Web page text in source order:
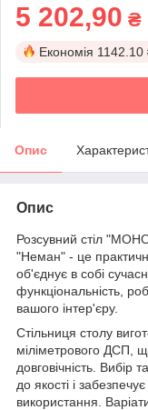
5 202,90 ₴
Економія 1142.10
Опис
Опис
Розсувний стіл
"Неман" - це
об'єднує в собі
функціональність,
вашого інтер'єру.
Стільниця столу
міліметрового ДСП,
довговічність. Вибір
до якості і
використання.